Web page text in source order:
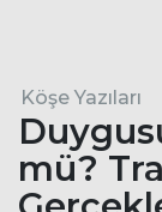
Köşe Yazıları
mü?